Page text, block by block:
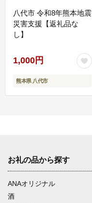
八代市 令和8年熊本地震
災害支援【返礼品な
し】
1,000円
熊本県 八代市
お礼の品から探す
ANAオリジナル
酒